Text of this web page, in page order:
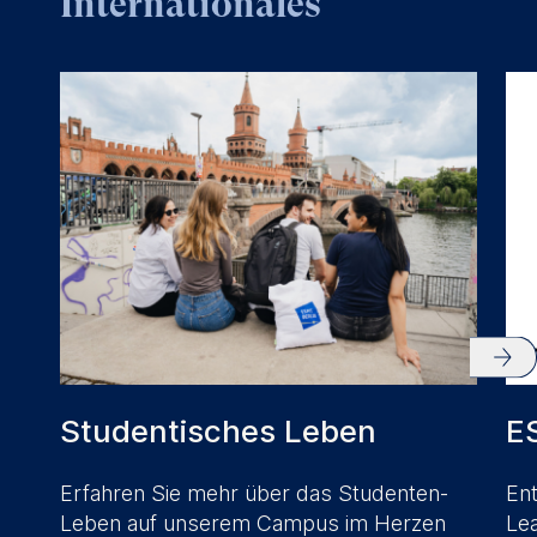
Studentisches Leben
Erfahren Sie mehr über das Studenten-
Leben auf unserem Campus im Herzen